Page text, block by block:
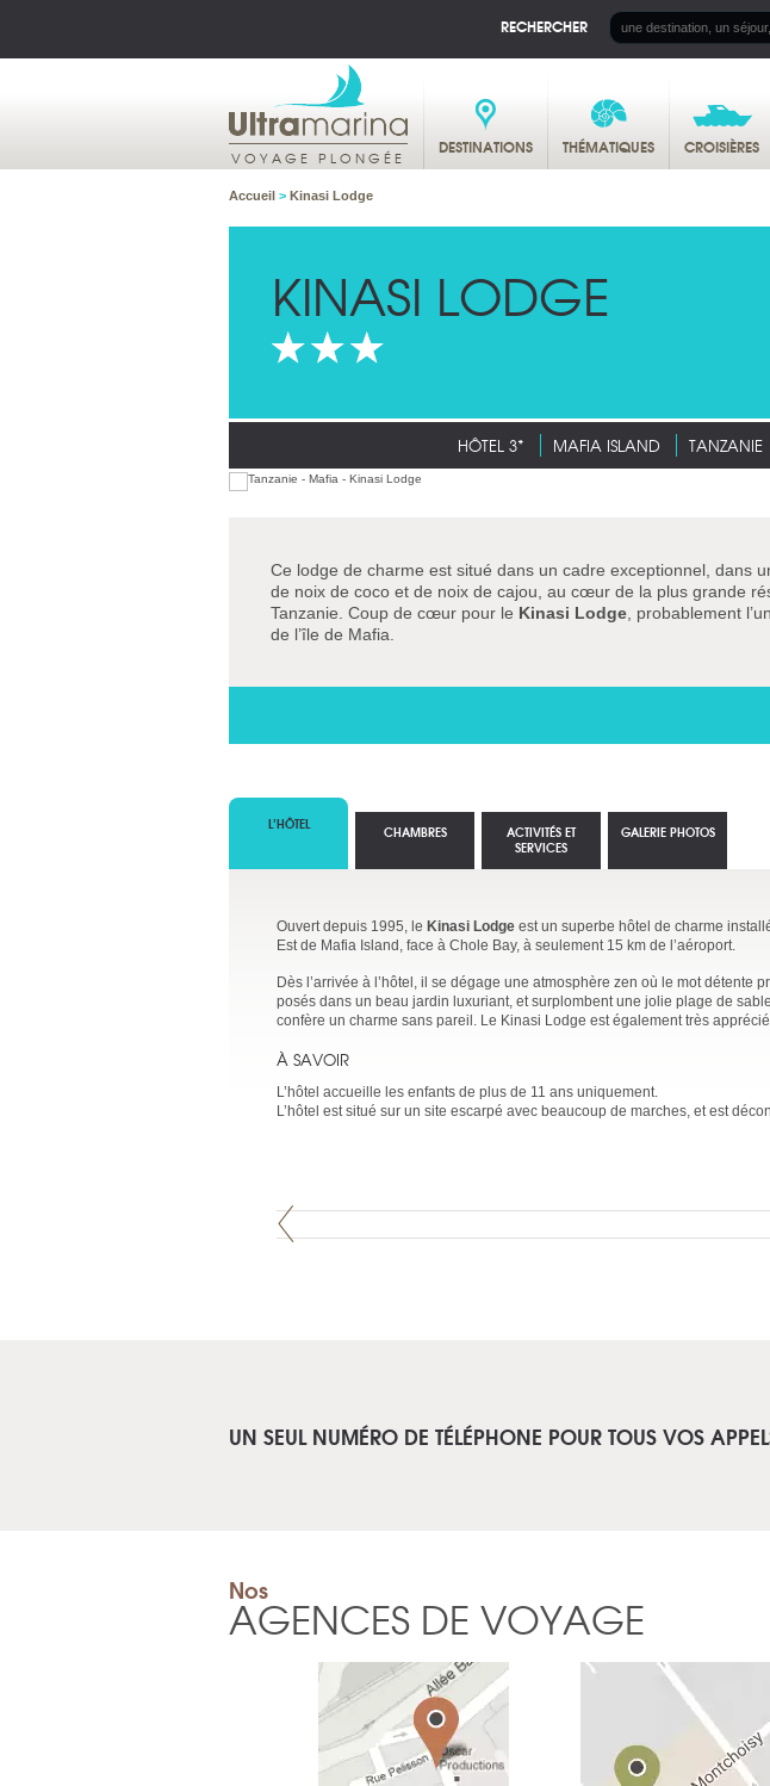
RECHERCHER
VOYAGE PLONGÉE DESTINATIONS THÉMATIQUES CROISIÈRES
Accueil > Kinasi Lodge
KINASI LODGE
HÔTEL 3* MAFIA ISLAND TANZANIE
Ce lodge de charme est situé dans un cadre exceptionnel, dans
de noix de coco et de noix de cajou, au cœur de la plus grande
Tanzanie. Coup de cœur pour le Kinasi Lodge , probablement
de l’île de Mafia.
L’HÔTEL
Ouvert depuis 1995, le Kinasi Lodge est un superbe hôtel de charme
Est de Mafia Island, face à Chole Bay, à seulement 15 km de l’aéroport.
Dès l’arrivée à l’hôtel, il se dégage une atmosphère zen où le mot détente
posés dans un beau jardin luxuriant, et surplombent une jolie plage de
confère un charme sans pareil. Le Kinasi Lodge est également très
À SAVOIR
L’hôtel accueille les enfants de plus de 11 ans uniquement.
L’hôtel est situé sur un site escarpé avec beaucoup de marches, et est
CHAMBRES
ACTIVITÉS ET
SERVICES
GALERIE PHOTOS
UN SEUL NUMÉRO DE TÉLÉPHONE POUR TOUS VOS
Nos
AGENCES DE VOYAGE